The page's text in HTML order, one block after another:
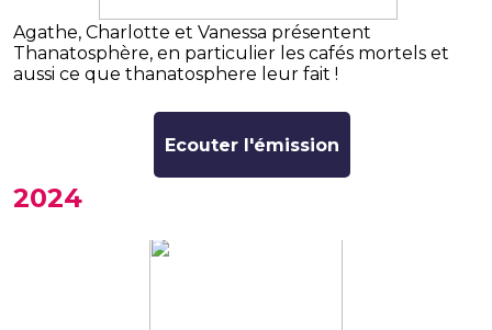
Agathe, Charlotte et Vanessa présentent
Thanatosphère, en particulier les cafés mortels et
aussi ce que thanatosphere leur fait !
Ecouter l'émission
2024